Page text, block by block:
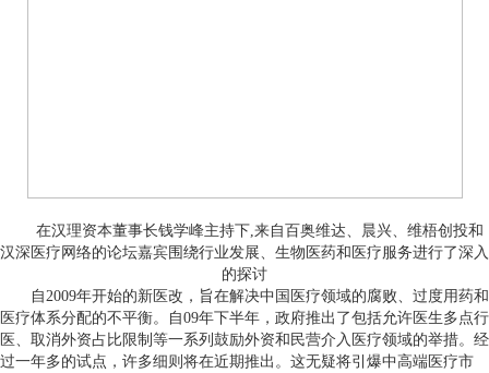
在汉理资本董事长钱学峰主持下,来自百奥维达、晨兴、维梧创投和
汉深医疗网络的论坛嘉宾围绕行业发展、生物医药和医疗服务进行了深入
的探讨
自2009年开始的新医改，旨在解决中国医疗领域的腐败、过度用药和
医疗体系分配的不平衡。自09年下半年，政府推出了包括允许医生多点行
医、取消外资占比限制等一系列鼓励外资和民营介入医疗领域的举措。经
过一年多的试点，许多细则将在近期推出。这无疑将引爆中高端医疗市